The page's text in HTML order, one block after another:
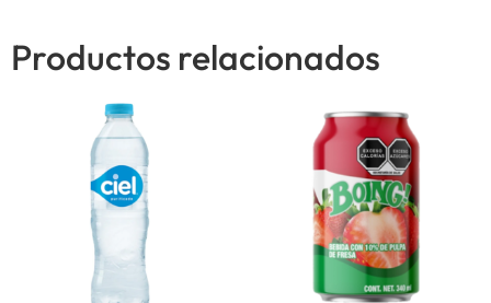
Productos relacionados